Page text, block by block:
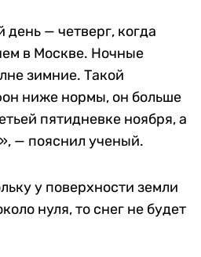
— четверг, когда
в Москве. Ночные
зимние. Такой
ниже нормы, он больше
пятидневке ноября, а
— пояснил ученый.
у поверхности земли
нуля, то снег не будет